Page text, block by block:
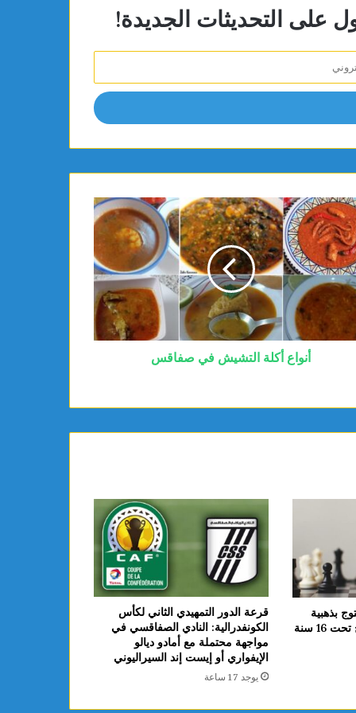
على التحديثات الجديدة!
أنواع أكلة التشيش في صفاقس
بذهبية
سنة
قرعة الدور التمهيدي الثاني لكأس
الكونفدرالية: النادي الصفاقسي في
مواجهة محتملة مع أمادو ديالو
الإيفواري أو إيست إند السيراليوني
يوجد 17 ساعة